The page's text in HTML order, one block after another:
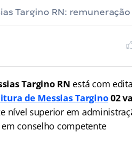
Targino RN:
Targino RN está com
de Messias Targino02
nível superior em
conselho competente